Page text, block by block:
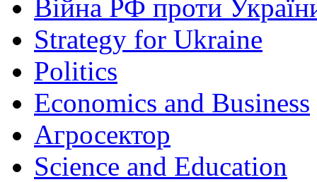
Війна РФ проти
Strategy for Ukraine
Politics
Economics and Business
Агросектор
Science and Education